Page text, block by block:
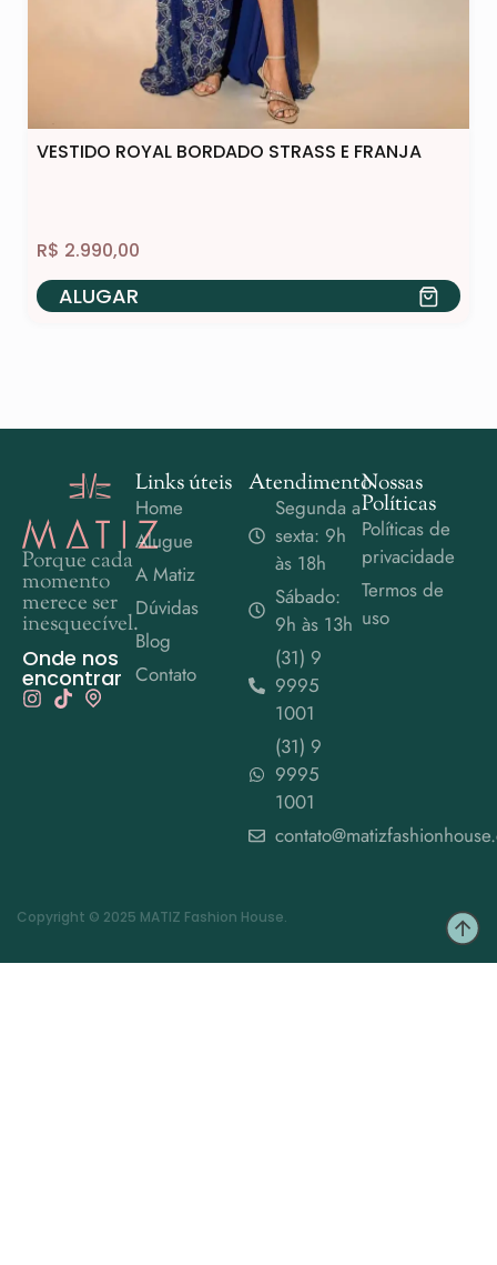
VESTIDO ROYAL BORDADO STRASS E FRANJA
R$ 2.990,00
ALUGAR
Porque cada
momento
merece ser
inesquecível.
Onde nos
encontrar
Links úteis
Home
Alugue
A Matiz
Dúvidas
Blog
Contato
Atendimento
Segunda a
sexta: 9h
às 18h
Sábado:
9h às 13h
(31) 9
9995
1001
(31) 9
9995
1001
Nossas
Políticas
Políticas de
privacidade
Termos de
uso
Copyright © 2025 MATIZ Fashion House.